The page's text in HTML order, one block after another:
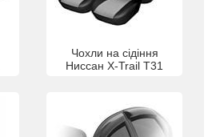
Чохли на сідіння
Ниссан X-Trail T31